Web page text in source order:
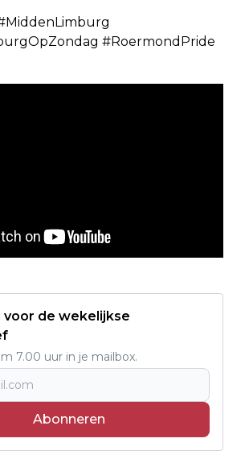
#RoermondPride
voor de wekelijkse
7.00 uur in je mailbox.
Abonneren